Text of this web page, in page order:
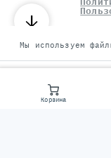
Корзина
©
Мы используем